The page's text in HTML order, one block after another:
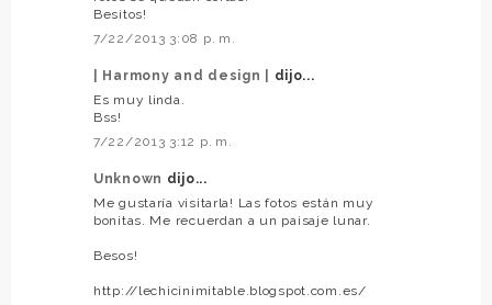
Besitos!
7/22/2013 3:08 p. m.
| Harmony and design |
dijo...
Es muy linda.
Bss!
7/22/2013 3:12 p. m.
Unknown dijo...
Me gustaría visitarla! Las fotos están muy
bonitas. Me recuerdan a un paisaje lunar.
Besos!
http://lechicinimitable.blogspot.com.es/